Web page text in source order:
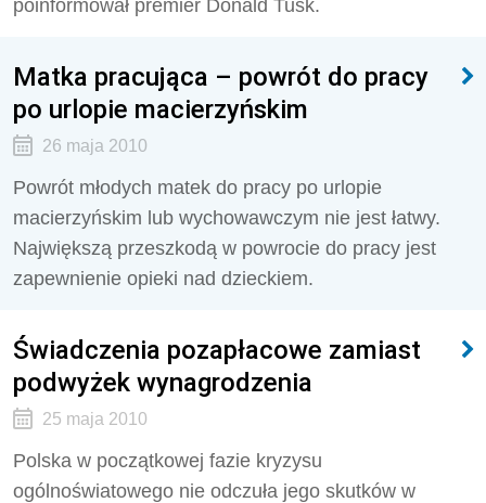
poinformował premier Donald Tusk.
Matka pracująca – powrót do pracy
po urlopie macierzyńskim
26 maja 2010
Powrót młodych matek do pracy po urlopie
macierzyńskim lub wychowawczym nie jest łatwy.
Największą przeszkodą w powrocie do pracy jest
zapewnienie opieki nad dzieckiem.
Świadczenia pozapłacowe zamiast
podwyżek wynagrodzenia
25 maja 2010
Polska w początkowej fazie kryzysu
ogólnoświatowego nie odczuła jego skutków w